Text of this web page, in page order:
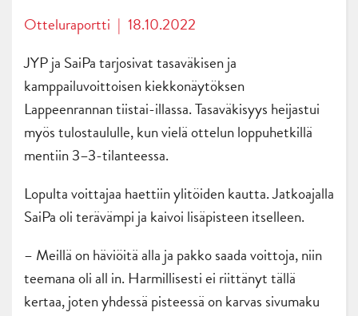
Otteluraportti | 18.10.2022
JYP ja SaiPa tarjosivat tasaväkisen ja
kamppailuvoittoisen kiekkonäytöksen
Lappeenrannan tiistai-illassa. Tasaväkisyys heijastui
myös tulostaululle, kun vielä ottelun loppuhetkillä
mentiin 3–3-tilanteessa.
Lopulta voittajaa haettiin ylitöiden kautta. Jatkoajalla
SaiPa oli terävämpi ja kaivoi lisäpisteen itselleen.
– Meillä on häviöitä alla ja pakko saada voittoja, niin
teemana oli all in. Harmillisesti ei riittänyt tällä
kertaa, joten yhdessä pisteessä on karvas sivumaku